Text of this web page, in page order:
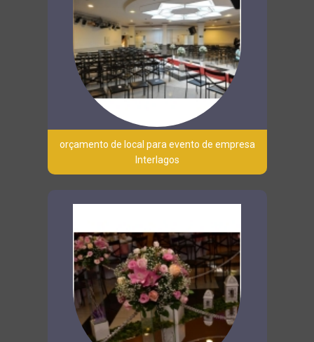
orçamento de local para evento de empresa
Interlagos